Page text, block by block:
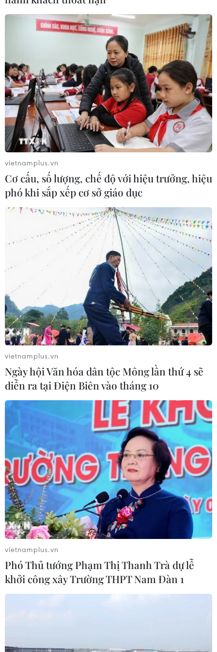
nghiệp sớm ổn định?
04/08/2021 07:10
Chỉ số sản xuất toàn ngành công nghiệp (IIP) tháng
7/2021 chỉ tăng 1,8% so với tháng trước và tăng 2,2% so
với cùng kỳ năm trước. Đây là mức tăng thấp nhất trong
7 tháng qua.
vietnamplus.vn
Cơ cấu, số lượng, chế độ với hiệu trưởng, hiệu
phó khi sắp xếp cơ sở giáo dục
vietnamplus.vn
Ngày hội Văn hóa dân tộc Mông lần thứ 4 sẽ
diễn ra tại Điện Biên vào tháng 10
vietnamplus.vn
Phó Thủ tướng Phạm Thị Thanh Trà dự lễ
khởi công xây Trường THPT Nam Đàn 1